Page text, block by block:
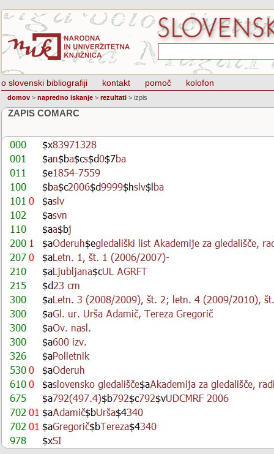
o slovenski bibliografiji kontakt pomoč kolofon
domov > napredno iskanje > rezultati > izpis
ZAPIS COMARC